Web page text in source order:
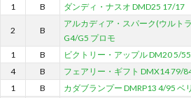
1 B ダンディ・ナスオ DMD25 17/17
2 B
アルカディア・スパーク(ウルト
G4/G5 プロモ
1 B ビクトリー・アップル DM20 5/
4
B フェアリー・ギフト DMX14 79/
1
B カダブランプー DMRP13 4/95 ベ